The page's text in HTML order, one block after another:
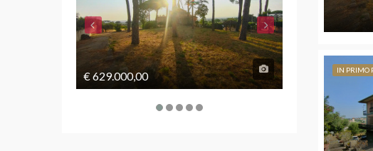
IN PRIMO
€ 629.000,00 € 169.000,00